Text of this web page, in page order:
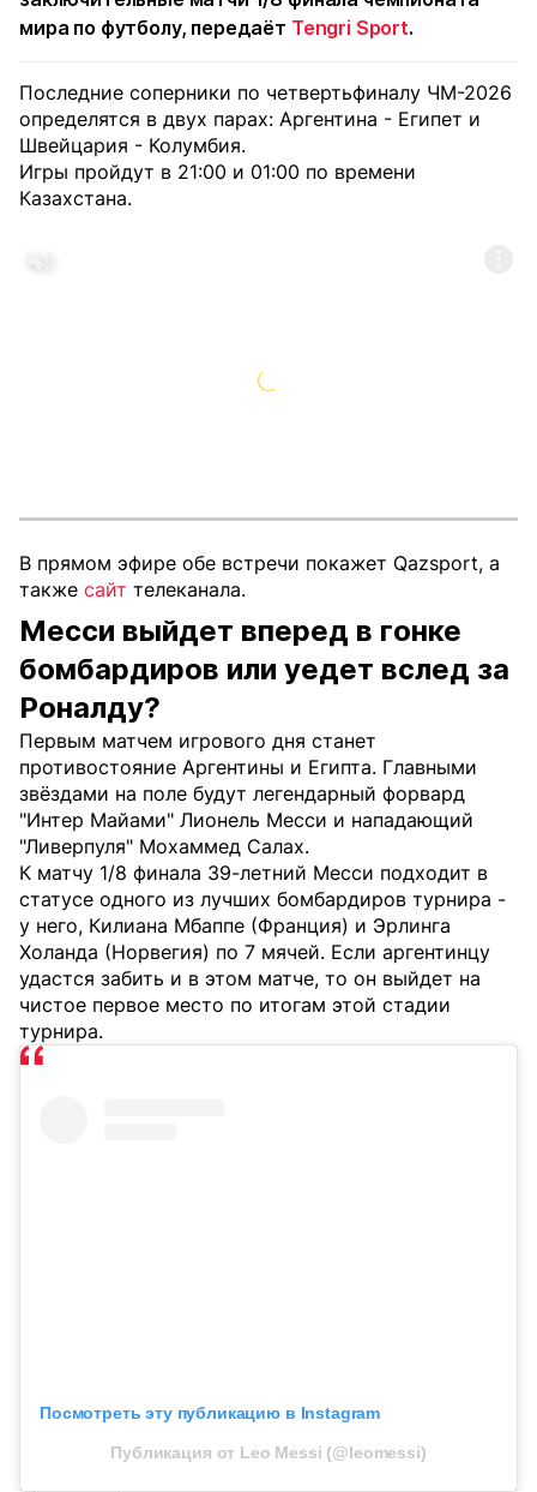
мира по футболу, передаёт Tengri Sport.
Последние соперники по четвертьфиналу ЧМ-2026
определятся в двух парах: Аргентина - Египет и
Швейцария - Колумбия.
Игры пройдут в 21:00 и 01:00 по времени
Казахстана.
В прямом эфире обе встречи покажет Qazsport, а
также сайт телеканала.
Месси выйдет вперед в гонке
бомбардиров или уедет вслед за
Роналду?
Первым матчем игрового дня станет
противостояние Аргентины и Египта. Главными
звёздами на поле будут легендарный форвард
"Интер Майами" Лионель Месси и нападающий
"Ливерпуля" Мохаммед Салах.
К матчу 1/8 финала 39-летний Месси подходит в
статусе одного из лучших бомбардиров турнира -
у него, Килиана Мбаппе (Франция) и Эрлинга
Холанда (Норвегия) по 7 мячей. Если аргентинцу
удастся забить и в этом матче, то он выйдет на
чистое первое место по итогам этой стадии
турнира.
Посмотреть эту публикацию в Instagram
Публикация от Leo Messi (@leomessi)